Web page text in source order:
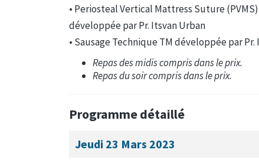
• Periosteal Vertical Mattress Suture
développée par Pr. Itsvan Urban
• Sausage Technique TM développée par
Repas des midis compris dans le prix.
Repas du soir compris dans le prix.
Programme détaillé
Jeudi 23 Mars 2023